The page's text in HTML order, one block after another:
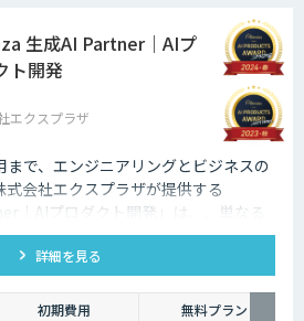
生成AI Partner｜AIプ
ト開発
エクスプラザ
で、エンジニアリングとビジネスの
会社エクスプラザが提供する
｜AIプロダクト開発」は、、単なる
らず、本番環境での運用を見据えた
クトを開発します。エンタープライズ
迅速な実装力で、貴社のAXを具現化
詳細を見る
初期費用
無料プラン